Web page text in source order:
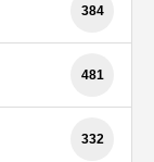
384
481
332